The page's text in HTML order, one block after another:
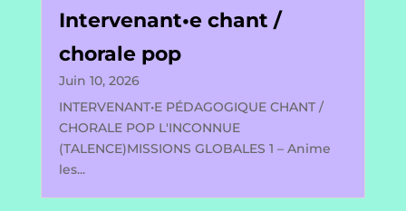
Intervenant•e chant /
chorale pop
Juin 10, 2026
INTERVENANT•E PÉDAGOGIQUE CHANT /
CHORALE POP L'INCONNUE
(TALENCE)MISSIONS GLOBALES 1 – Anime
les...